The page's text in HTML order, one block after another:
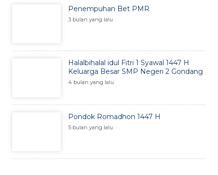
Penempuhan Bet PMR
3 bulan yang lalu
Halalbihalal idul Fitri 1 Syawal 1447 H
Keluarga Besar SMP Negeri 2 Gondang
4 bulan yang lalu
Pondok Romadhon 1447 H
5 bulan yang lalu